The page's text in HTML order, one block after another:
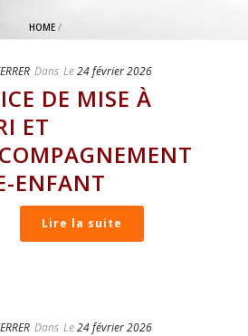
HOME /
Dans Le24 février 2026
DE MISE À
ET
ENFANT
Lire la suite
Dans Le24 février 2026